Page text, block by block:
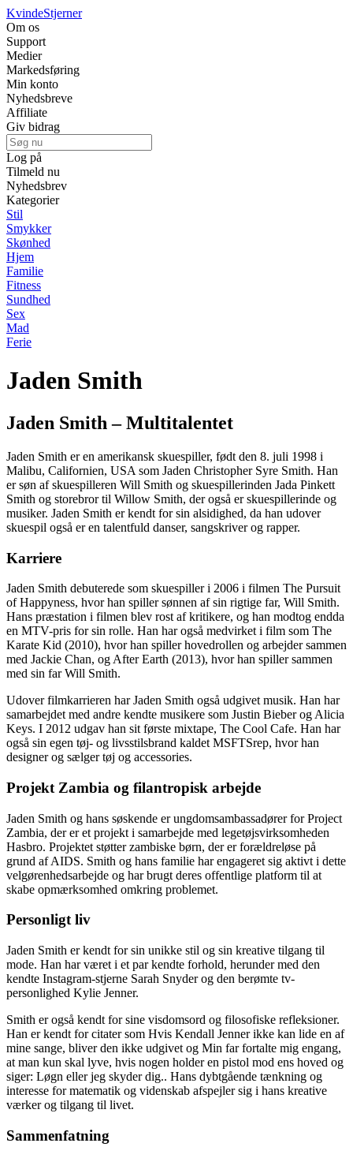
KvindeStjerner
Om os
Support
Medier
Markedsføring
Min konto
Nyhedsbreve
Affiliate
Giv bidrag
Log på
Tilmeld nu
Nyhedsbrev
Kategorier
Stil
Smykker
Skønhed
Hjem
Familie
Fitness
Sundhed
Sex
Mad
Ferie
Jaden Smith
Jaden Smith – Multitalentet
Jaden Smith er en amerikansk skuespiller, født den 8. juli 1998 i
Malibu, Californien, USA som Jaden Christopher Syre Smith. Han
er søn af skuespilleren Will Smith og skuespillerinden Jada Pinkett
Smith og storebror til Willow Smith, der også er skuespillerinde og
musiker. Jaden Smith er kendt for sin alsidighed, da han udover
skuespil også er en talentfuld danser, sangskriver og rapper.
Karriere
Jaden Smith debuterede som skuespiller i 2006 i filmen The Pursuit
of Happyness, hvor han spiller sønnen af sin rigtige far, Will Smith.
Hans præstation i filmen blev rost af kritikere, og han modtog endda
en MTV-pris for sin rolle. Han har også medvirket i film som The
Karate Kid (2010), hvor han spiller hovedrollen og arbejder sammen
med Jackie Chan, og After Earth (2013), hvor han spiller sammen
med sin far Will Smith.
Udover filmkarrieren har Jaden Smith også udgivet musik. Han har
samarbejdet med andre kendte musikere som Justin Bieber og Alicia
Keys. I 2012 udgav han sit første mixtape, The Cool Cafe. Han har
også sin egen tøj- og livsstilsbrand kaldet MSFTSrep, hvor han
designer og sælger tøj og accessories.
Projekt Zambia og filantropisk arbejde
Jaden Smith og hans søskende er ungdomsambassadører for Project
Zambia, der er et projekt i samarbejde med legetøjsvirksomheden
Hasbro. Projektet støtter zambiske børn, der er forældreløse på
grund af AIDS. Smith og hans familie har engageret sig aktivt i dette
velgørenhedsarbejde og har brugt deres offentlige platform til at
skabe opmærksomhed omkring problemet.
Personligt liv
Jaden Smith er kendt for sin unikke stil og sin kreative tilgang til
mode. Han har været i et par kendte forhold, herunder med den
kendte Instagram-stjerne Sarah Snyder og den berømte tv-
personlighed Kylie Jenner.
Smith er også kendt for sine visdomsord og filosofiske refleksioner.
Han er kendt for citater som Hvis Kendall Jenner ikke kan lide en af
mine sange, bliver den ikke udgivet og Min far fortalte mig engang,
at man kun skal lyve, hvis nogen holder en pistol mod ens hoved og
siger: Løgn eller jeg skyder dig.. Hans dybtgående tænkning og
interesse for matematik og videnskab afspejler sig i hans kreative
værker og tilgang til livet.
Sammenfatning